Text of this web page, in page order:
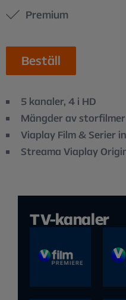
Premium
Beställ
5 kanaler, 4 i HD
Mängder av
Viaplay Film & Serier
Streama Viaplay
TV-kanaler